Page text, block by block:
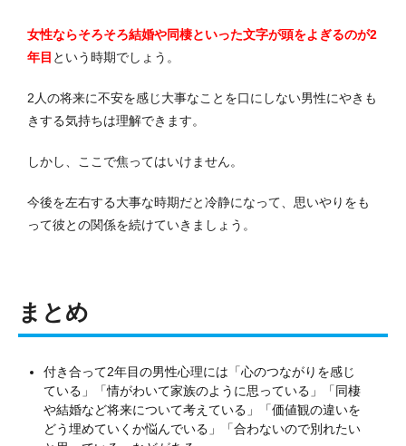
女性ならそろそろ結婚や同棲といった文字が頭をよぎるのが2
年目 という時期でしょう。
2人の将来に不安を感じ大事なことを口にしない男性にやきも
きする気持ちは理解できます。
しかし、ここで焦ってはいけません。
今後を左右する大事な時期だと冷静になって、思いやりをも
って彼との関係を続けていきましょう。
まとめ
付き合って2年目の男性心理には「心のつながりを感じ
ている」「情がわいて家族のように思っている」「同棲
や結婚など将来について考えている」「価値観の違いを
どう埋めていくか悩んでいる」「合わないので別れたい